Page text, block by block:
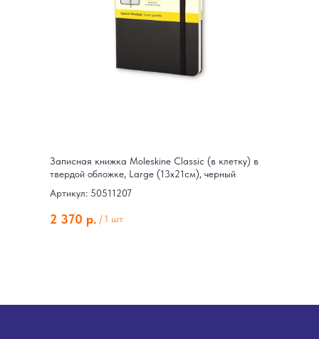
Записная книжка Moleskine Classic (в клетку) в
твердой обложке, Large (13х21см), черный
Артикул: 50511207
2 370 р. /1 шт